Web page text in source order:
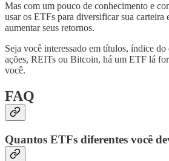
Mas com um pouco de conhecimento e
usar os ETFs para diversificar sua carteira
aumentar seus retornos.
Seja você interessado em títulos, índice
ações, REITs ou Bitcoin, há um ETF lá
você.
FAQ
Quantos ETFs diferentes você